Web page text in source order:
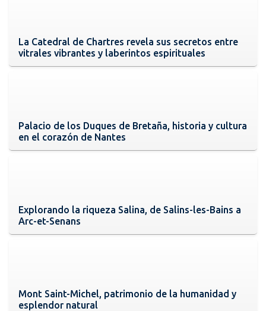
La Catedral de Chartres revela sus secretos entre
vitrales vibrantes y laberintos espirituales
Palacio de los Duques de Bretaña, historia y cultura
en el corazón de Nantes
Explorando la riqueza Salina, de Salins-les-Bains a
Arc-et-Senans
Mont Saint-Michel, patrimonio de la humanidad y
esplendor natural